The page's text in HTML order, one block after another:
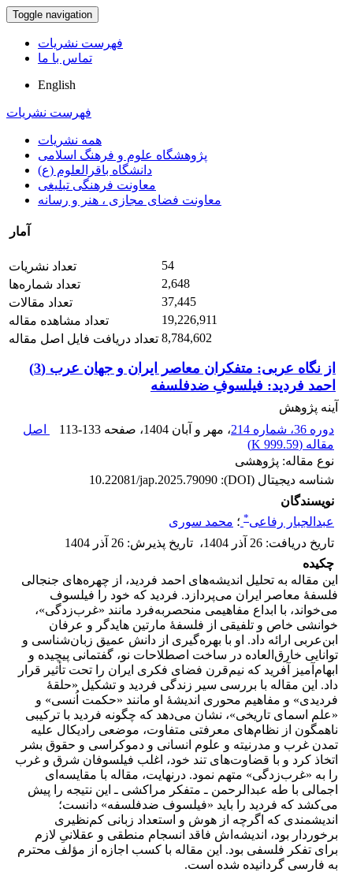
Toggle navigation
فهرست نشریات
تماس با ما
English
فهرست نشریات
همه نشریات
پژوهشگاه علوم و فرهنگ اسلامی
دانشگاه باقرالعلوم (ع)
معاونت فرهنگی تبلیغی
معاونت فضای مجازی ، هنر و رسانه
آمار
تعداد نشریات
54
تعداد شماره‌ها
2,648
تعداد مقالات
37,445
تعداد مشاهده مقاله
19,226,911
تعداد دریافت فایل اصل مقاله 8,784,602
از نگاه عربی: متفکران معاصر ایران و جهان عرب (3)
احمد فردید: فیلسوفِ ضدفلسفه
آینه پژوهش
دوره 36، شماره 214
، مهر و آبان 1404 ، صفحه 113-133
اصل
مقاله (999.59 K
)
نوع مقاله: پژوهشی
شناسه دیجیتال (DOI):
10.22081/jap.2025.79090
نویسندگان
عبدالجبار رفاعی* ؛ محمد سوری
تاریخ دریافت: 26 آذر 1404 ، تاریخ پذیرش: 26 آذر 1404
چکیده
این مقاله به تحلیل اندیشه‌های احمد فردید، از چهره‌های جنجالی
فلسفۀ معاصر ایران می‌پردازد. فردید که خود را فیلسوف
می‌خواند، با ابداع مفاهیمی منحصربه‌فرد مانند «غرب‌زدگی»،
خوانشی خاص و تلفیقی از فلسفۀ مارتین هایدگر و عرفان
ابن‌عربی ارائه داد. او با بهره‌گیری از دانش عمیق زبان‌شناسی و
توانایی خارق‌العاده در ساخت اصطلاحات نو، گفتمانی پیچیده و
ابهام‌آمیز آفرید که نیم‌قرن فضای فکری ایران را تحت تأثیر قرار
داد. این مقاله با بررسی سیر زندگی فردید و تشکیل «حلقۀ
فردیدی» و مفاهیم محوری اندیشۀ او مانند «حکمت اُنسی» و
«علم اسمای تاریخی»، نشان می‌دهد که چگونه فردید با ترکیبی
ناهمگون از نظام‌های معرفتی متفاوت، موضعی رادیکال علیه
تمدن غرب و مدرنیته و علوم انسانی و دموکراسی و حقوق بشر
اتخاذ کرد و با قضاوت‌های تند خود، اغلب فیلسوفان شرق و غرب
را به «غرب‌زدگی» متهم نمود. در‌نهایت، مقاله با مقایسه‌ای
اجمالی با طه عبدالرحمن ـ متفکر مراکشی ـ این نتیجه را پیش
می‌کشد که فردید را باید «فیلسوف ضدفلسفه» دانست؛
اندیشمندی که اگرچه از هوش و استعداد زبانی کم‌نظیری
برخوردار بود، اندیشه‌اش فاقد انسجام منطقی و عقلانیِ لازم
برای تفکر فلسفی بود. این مقاله با کسب اجازه از مؤلف محترم
به فارسی گردانیده شده است.